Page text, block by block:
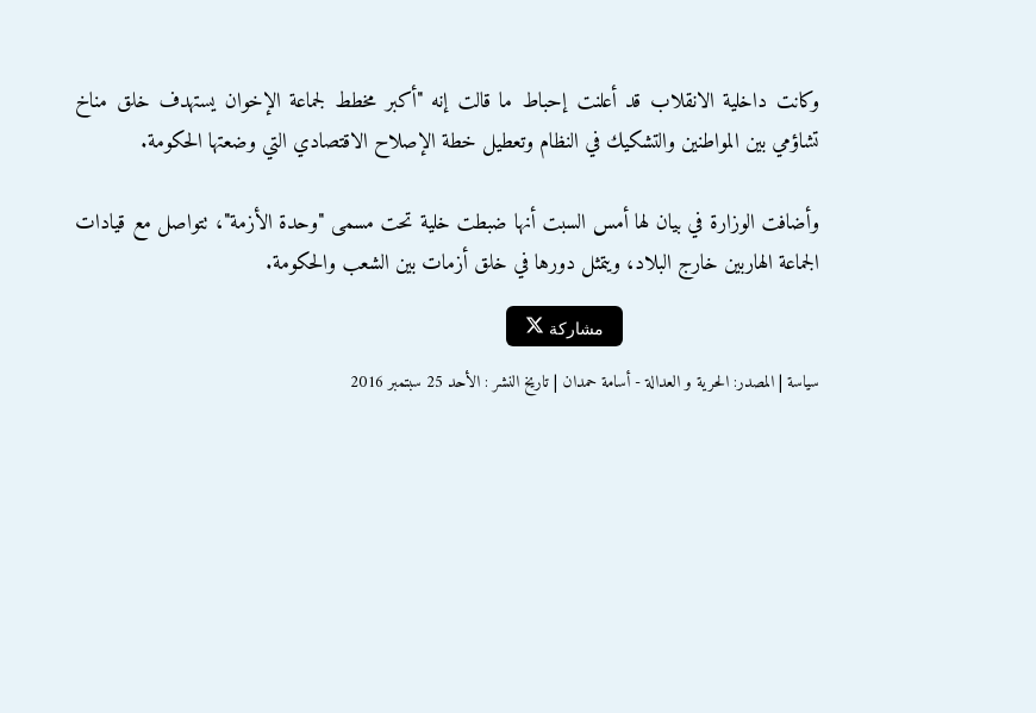
وكانت داخلية الانقلاب قد أعلنت إحباط ما قالت إنه "أكبر مخطط لجماعة الإخوان يستهدف خلق مناخ
تشاؤمي بين المواطنين والتشكيك في النظام وتعطيل خطة الإصلاح الاقتصادي التي وضعتها الحكومة.
وأضافت الوزارة في بيان لها أمس السبت أنها ضبطت خلية تحت مسمى "وحدة الأزمة"، تتواصل مع قيادات
الجماعة الهاربين خارج البلاد، ويتمثل دورها في خلق أزمات بين الشعب والحكومة.
مشاركة
سياسة | المصدر: الحرية و العدالة - أسامة حمدان | تاريخ النشر : الأحد 25 سبتمبر 2016